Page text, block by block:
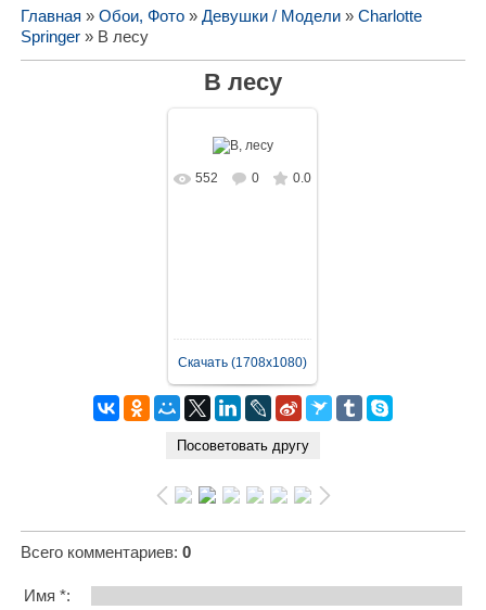
Главная » Обои, Фото» Девушки / Модели» Charlotte
Springer» В лесу
В лесу
В реальном
552 0 0.0
Скачать (1708x1080)
Всего комментариев: 0
Имя *: